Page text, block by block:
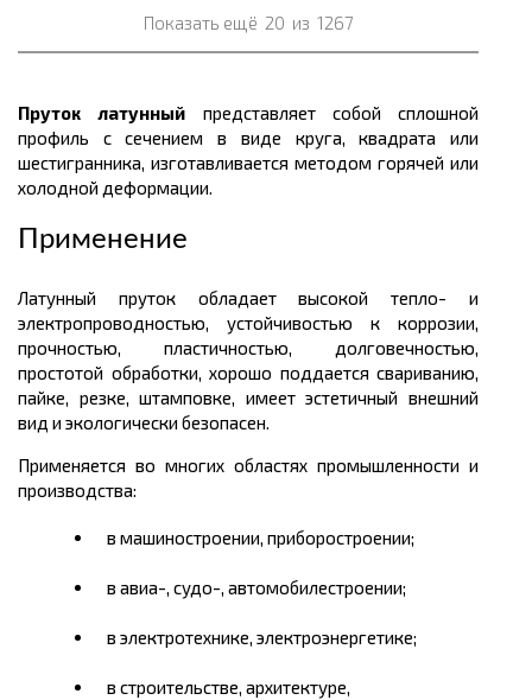
Показать ещё 20 из 1267
Пруток латунный представляет собой сплошной
профиль с сечением в виде круга, квадрата или
шестигранника, изготавливается методом горячей или
холодной деформации.
Применение
Латунный пруток обладает высокой тепло- и
электропроводностью, устойчивостью к коррозии,
прочностью, пластичностью, долговечностью,
простотой обработки, хорошо поддается свариванию,
пайке, резке, штамповке, имеет эстетичный внешний
вид и экологически безопасен.
Применяется во многих областях промышленности и
производства:
в машиностроении, приборостроении;
в авиа-, судо-, автомобилестроении;
в электротехнике, электроэнергетике;
в строительстве, архитектуре,